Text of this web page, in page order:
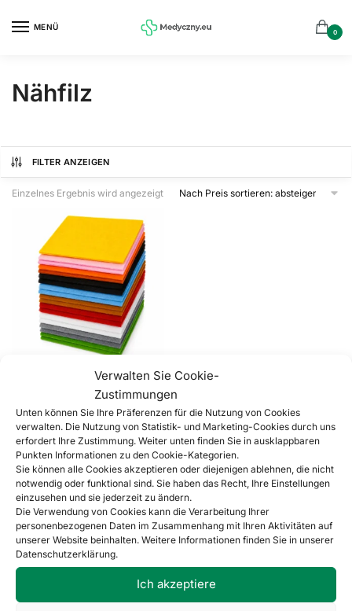
Verwalten Sie Cookie-
Zustimmungen
Unten können Sie Ihre Präferenzen für die Nutzung von Cookies
verwalten. Die Nutzung von Statistik- und Marketing-Cookies durch uns
erfordert Ihre Zustimmung. Weiter unten finden Sie in ausklappbaren
Punkten Informationen zu den Cookie-Kategorien.
Sie können alle Cookies akzeptieren oder diejenigen ablehnen, die nicht
notwendig oder funktional sind. Sie haben das Recht, Ihre Einstellungen
einzusehen und sie jederzeit zu ändern.
Die Verwendung von Cookies kann die Verarbeitung Ihrer
personenbezogenen Daten im Zusammenhang mit Ihren Aktivitäten auf
unserer Website beinhalten. Weitere Informationen finden Sie in unserer
Datenschutzerklärung.
Ich akzeptiere
Navigation
Inhalt MENÜ
0
Nähfilz
FILTER ANZEIGEN
Einzelnes Ergebnis wird angezeigt
Dekorativer Filz, Satz mit
40 Blatt, #TZ27
9,54€Netz 11,73€ brutto
In den Warenkorb
Einzelnes Ergebnis wird angezeigt